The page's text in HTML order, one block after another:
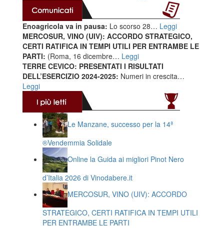
Enoagricola va in pausa: Lo scorso 28… Leggi
MERCOSUR, VINO (UIV): ACCORDO STRATEGICO,
CERTI RATIFICA IN TEMPI UTILI PER ENTRAMBE LE
PARTI: (Roma, 16 dicembre… Leggi
TERRE CEVICO: PRESENTATI I RISULTATI
DELL’ESERCIZIO 2024-2025: Numeri in crescita…
Leggi
Le Manzane, successo per la 14ª
®️Vendemmia Solidale
Online la Guida ai migliori Pinot Nero
d’Italia 2026 di Vinodabere.it
MERCOSUR, VINO (UIV): ACCORDO
STRATEGICO, CERTI RATIFICA IN TEMPI UTILI
PER ENTRAMBE LE PARTI